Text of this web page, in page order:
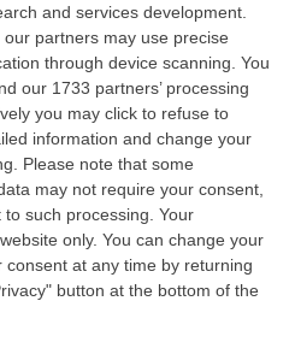
and services development.
partners may use precise
through device scanning. You
our 1733 partners’ processing
you may click to refuse to
information and change your
Please note that some
may not require your consent,
such processing. Your
only. You can change your
at any time by returning
button at the bottom of the
Calabria” su Google News
dei vigili del fuoco del